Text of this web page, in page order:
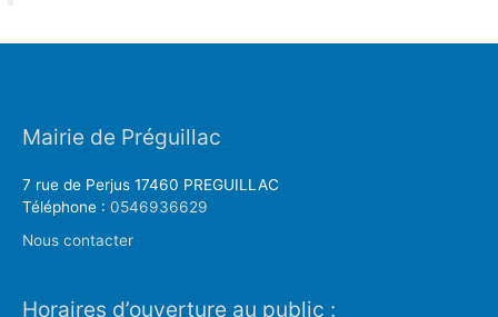
Mairie de Préguillac
7 rue de Perjus 17460 PREGUILLAC
Téléphone : 0546936629
Nous contacter
Horaires d’ouverture au public :